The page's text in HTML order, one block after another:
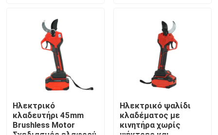
Βίντεο
Σχετικά με εμάς
Εταιρική οθόνη
Επικοινωνήστε μαζί μας
Ηλεκτρικό
κλαδευτήρι 45mm
Brushless Motor
Ηλεκτρικό ψαλίδι
κλαδέματος με
κινητήρα χωρίς